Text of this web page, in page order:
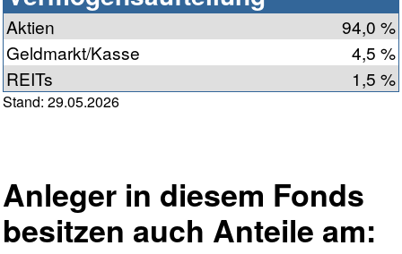
Aktien
94,0 %
Geldmarkt/Kasse
4,5 %
REITs
1,5 %
Stand: 29.05.2026
Anleger in diesem Fonds
besitzen auch Anteile am: